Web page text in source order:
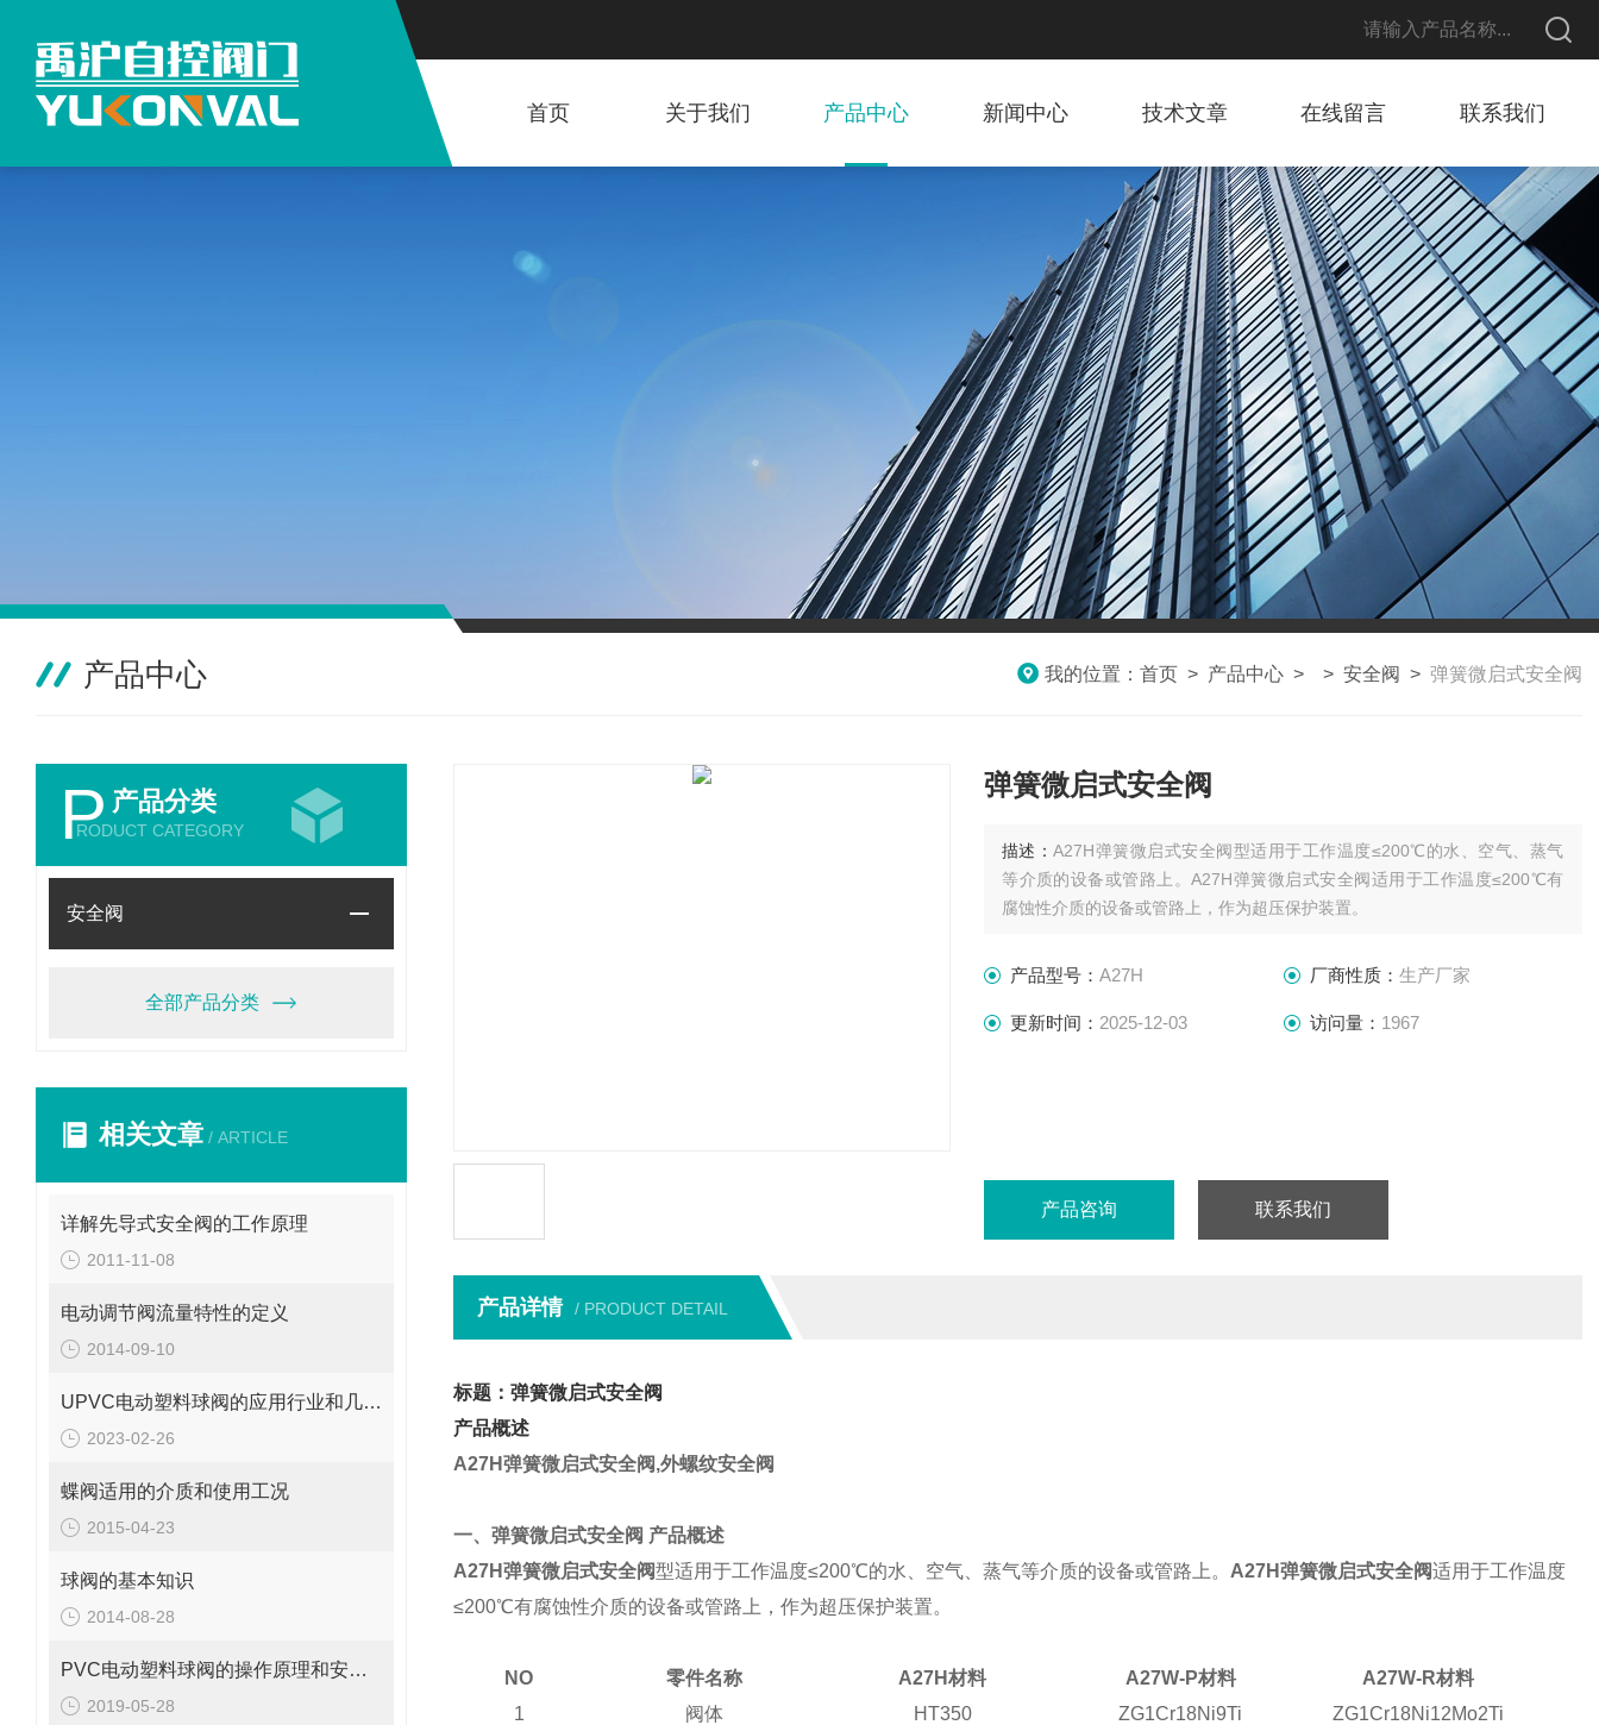
首页 关于我们 产品中心 新闻中心 技术文章 在线留言 联系我们
产品中心 我的位置： 首页 > 产品中心 > > 安全阀 > 弹簧微启式安全阀
P 产品分类
RODUCT CATEGORY
安全阀
全部产品分类
相关文章 / ARTICLE
详解先导式安全阀的工作原理
2011-11-08
电动调节阀流量特性的定义
2014-09-10
UPVC电动塑料球阀的应用行业和几大优点说明
2023-02-26
蝶阀适用的介质和使用工况
2015-04-23
球阀的基本知识
2014-08-28
PVC电动塑料球阀的操作原理和安装维护
2019-05-28
弹簧微启式安全阀
描述：A27H弹簧微启式安全阀型适用于工作温度≤200℃的水、空气、蒸气
等介质的设备或管路上。A27H弹簧微启式安全阀适用于工作温度≤200℃有
腐蚀性介质的设备或管路上，作为超压保护装置。
产品型号：A27H 厂商性质： 生产厂家
更新时间： 2025-12-03 访问量： 1967
产品咨询 联系我们
产品详情 / PRODUCT DETAIL
标题：弹簧微启式安全阀
产品概述
A27H弹簧微启式安全阀,外螺纹安全阀
一、弹簧微启式安全阀 产品概述
A27H弹簧微启式安全阀型适用于工作温度≤200℃的水、空气、蒸气等介质的设备或管路上。 A27H弹簧微启式安全阀适用于工作温度
≤200℃有腐蚀性介质的设备或管路上，作为超压保护装置。
NO 零件名称 A27H材料 A27W-P材料 A27W-R材料
1
阀体 HT350 ZG1Cr18Ni9Ti
ZG1Cr18Ni12Mo2Ti